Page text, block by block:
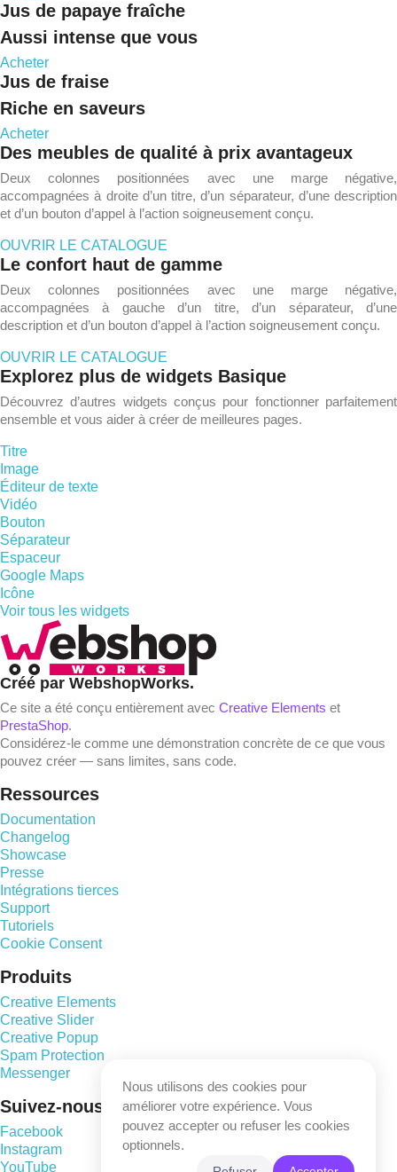
Jus de papaye fraîche
Aussi intense que vous
Acheter
Jus de fraise
Riche en saveurs
Acheter
Des meubles de qualité à prix avantageux
Deux colonnes positionnées avec une marge négative,
accompagnées à droite d’un titre, d’un séparateur, d’une description
et d’un bouton d’appel à l’action soigneusement conçu.
OUVRIR LE CATALOGUE
Le confort haut de gamme
Deux colonnes positionnées avec une marge négative,
accompagnées à gauche d’un titre, d’un séparateur, d’une
description et d’un bouton d’appel à l’action soigneusement conçu.
OUVRIR LE CATALOGUE
Explorez plus de widgets Basique
Découvrez d’autres widgets conçus pour fonctionner parfaitement
ensemble et vous aider à créer de meilleures pages.
Titre
Image
Éditeur de texte
Vidéo
Bouton
Séparateur
Espaceur
Google Maps
Icône
Voir tous les widgets
Créé par WebshopWorks.
Ce site a été conçu entièrement avec Creative Elements et
PrestaShop.
Considérez-le comme une démonstration concrète de ce que vous
pouvez créer — sans limites, sans code.
Ressources
Documentation
Changelog
Showcase
Presse
Intégrations tierces
Support
Tutoriels
Cookie Consent
Produits
Creative Elements
Creative Slider
Creative Popup
Spam Protection
Messenger
Suivez-nous
Facebook
Instagram
YouTube
Nous utilisons des cookies pour
améliorer votre expérience. Vous
pouvez accepter ou refuser les cookies
optionnels.